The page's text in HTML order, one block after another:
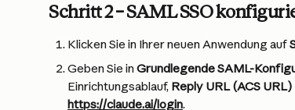
Schritt 2 – SAML SSO
Klicken Sie in Ihrer neuen Anwendung auf
Geben Sie in Grundlegende SAML-
Einrichtungsablauf, Reply URL (ACS URL)
https://claude.ai/login.